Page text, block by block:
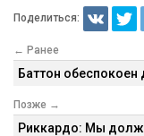
Поделиться:
← Ранее
Баттон
Позже →
Риккардо: Мы